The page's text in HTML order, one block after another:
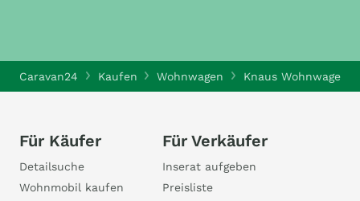
Caravan24 Kaufen Wohnwagen Knaus Wohnwagen
Für Käufer
Detailsuche
Wohnmobil kaufen
Für Verkäufer
Inserat aufgeben
Preisliste